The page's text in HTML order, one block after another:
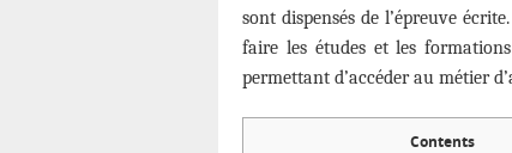
sont dispensés de l’épreuve
faire les études et les
permettant d’accéder au métier
Contents